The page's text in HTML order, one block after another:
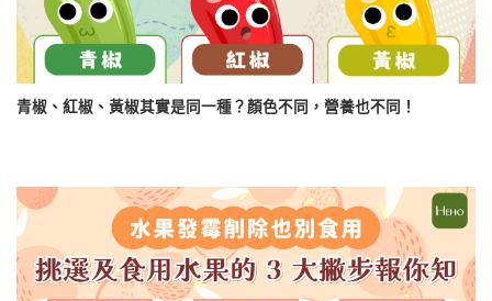
青椒、紅椒、黃椒其實是同一種？顏色不同，營養也不同！